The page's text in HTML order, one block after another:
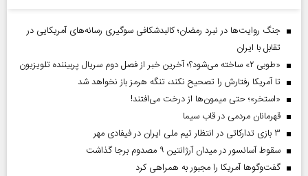
جنگ روایت‌ها در نبرد رمضان؛ کالبدشکافی سوگیری رسانه‌های آمریکایی در
تقابل با ایران
«طوبی ۲» ساخته می‌شود؟؛ آخرین خبر از فصل دوم سریال پربیننده تلویزیون
تا آمریکا رفتارش را تصحیح نکند، تنگه هرمز باز نخواهد شد
«استخر»‌‌؛ حتی میمون‌ها از درخت می‌افتند!
قهرمانان مردمی در قاب سیما
۳ بازی تدارکاتی در انتظار تیم ملی ایران در فیفادی مهر
سقوط آسانسور در میدان آرژانتین ۹ مصدوم برجا گذاشت
گفت‌وگوها آمریکا را مجبور به همراهی کرد